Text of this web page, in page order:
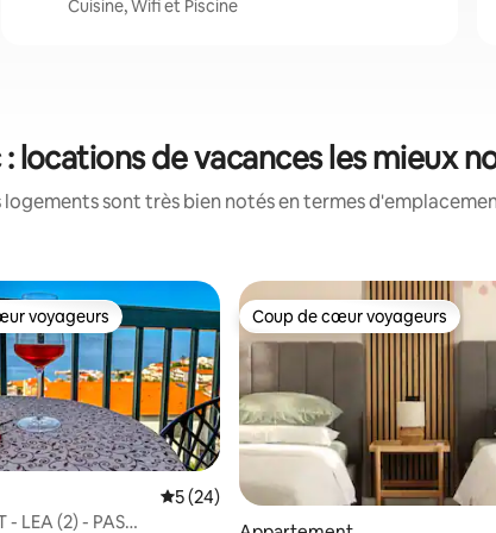
Cuisine, Wifi et Piscine
locations de vacances les mieux
logements sont très bien notés en termes
voyageurs les plus appréciés
voyageurs
Évaluation moyenne sur la base de 24
5 (24)
- LEA (2) - PAS
Coup de cœur voyageurs
Coup de cœur voyageurs